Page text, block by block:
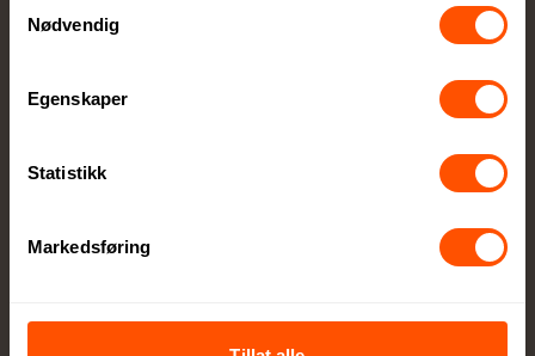
Nødvendig
Egenskaper
Statistikk
Markedsføring
drikke varm eller kald gjennom hele
bruksområder og kvalitet når man skal
tid. De brukes hyppig, skal tåle å bli
tilbyr derfor et stort utvalg solide
merkevarer. Vi har drikkeflasker,